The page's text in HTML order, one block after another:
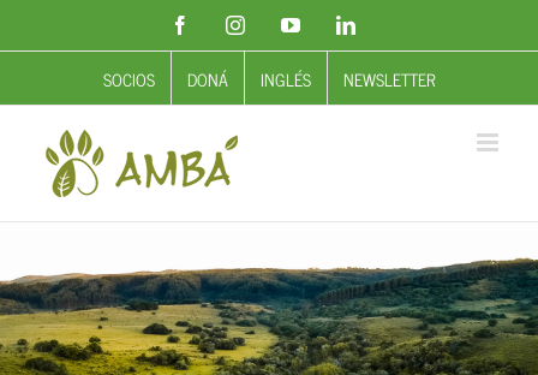
FacebookInstagramYouTubeLinkedIn
SOCIOS DONÁ INGLÉS NEWSLETTER